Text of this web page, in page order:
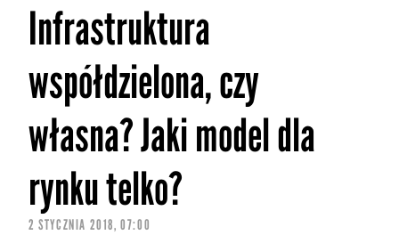
Infrastruktura
współdzielona, czy
własna? Jaki model dla
rynku telko?
2 STYCZNIA 2018, 07:00